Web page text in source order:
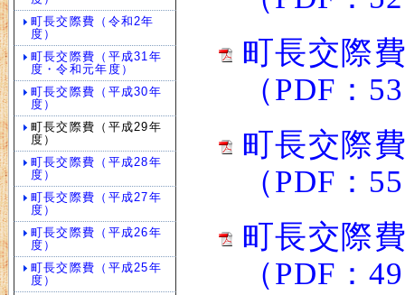
町長交際
（PDF：
町長交際
（PDF：
町長交際
（PDF：
町長交際費（令和2年
度）
町長交際費（平成31年
度・令和元年度）
町長交際費（平成30年
度）
町長交際費（平成29年
度）
町長交際費（平成28年
度）
町長交際費（平成27年
度）
町長交際費（平成26年
度）
町長交際費（平成25年
度）